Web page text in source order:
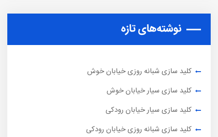
نوشته‌های تازه
کلید سازی شبانه روزی خیابان خوش
کلید سازی سیار خیابان خوش
کلید سازی سیار خیابان رودکی
کلید سازی شبانه روزی خیابان رودکی